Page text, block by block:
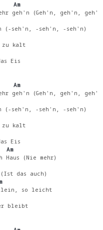
Am
geh'n (Geh'n, geh'n,
(-seh'n, -seh'n, -seh'n)
zu kalt
Eis
Am
geh'n (Geh'n, geh'n,
(-seh'n, -seh'n, -seh'n)
zu kalt
Eis
Am
(Nie mehr)
das auch)
so leicht
bleibt